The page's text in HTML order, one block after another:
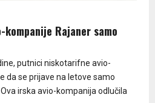
Rajaner samo
putnici niskotarifne avio-
da se prijave na letove samo
irska avio-kompanija odlučila